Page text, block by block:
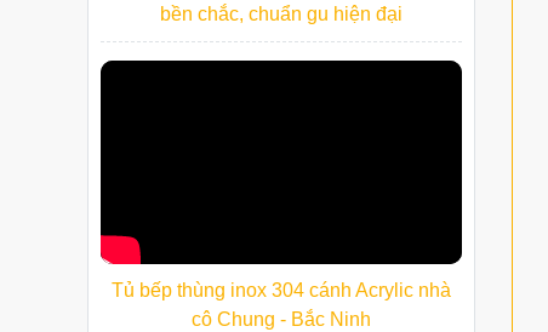
bền chắc, chuẩn gu hiện đại
Tủ bếp thùng inox 304 cánh Acrylic nhà
cô Chung - Bắc Ninh